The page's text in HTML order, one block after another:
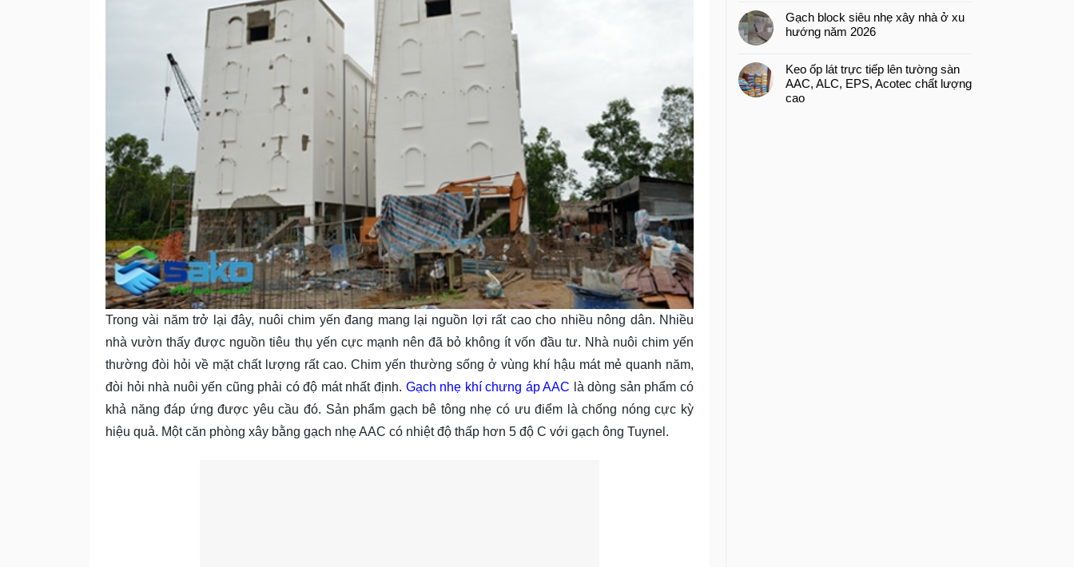
Trong vài năm trở lại đây, nuôi chim yến đang mang lại nguồn lợi rất cao cho nhiều nông dân. Nhiều
nhà vườn thấy được nguồn tiêu thụ yến cực mạnh nên đã bỏ không ít vốn đầu tư. Nhà nuôi chim yến
thường đòi hỏi về mặt chất lượng rất cao. Chim yến thường sống ở vùng khí hậu mát mẻ quanh năm,
đòi hỏi nhà nuôi yến cũng phải có độ mát nhất định. Gạch nhẹ khí chưng áp AAC là dòng sản phẩm có
khả năng đáp ứng được yêu cầu đó. Sản phẩm gạch bê tông nhẹ có ưu điểm là chống nóng cực kỳ
hiệu quả. Một căn phòng xây bằng gạch nhẹ AAC có nhiệt độ thấp hơn 5 độ C với gạch ông Tuynel.
Gạch block siêu nhẹ xây nhà ở xu
hướng năm 2026
Keo ốp lát trực tiếp lên tường sàn
AAC, ALC, EPS, Acotec chất lượng
cao